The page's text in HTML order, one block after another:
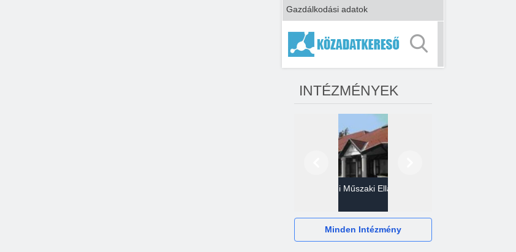
Gazdálkodási adatok
INTÉZMÉNYEK
Gazdasági Műszaki Ellátó
Minden Intézmény